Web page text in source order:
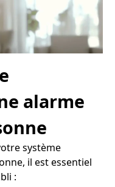
alarme
système
il est essentiel
: